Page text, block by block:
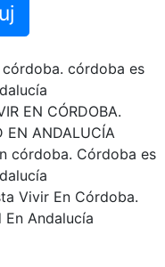
córdoba es
EN CÓRDOBA.
EN ANDALUCÍA
córdoba. Córdoba es
Vivir En Córdoba.
Andalucía